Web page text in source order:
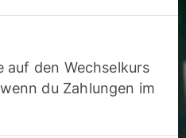
auf den Wechselkurs
du Zahlungen im